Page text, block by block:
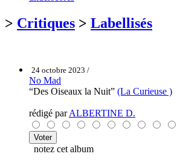
> Critiques > Labellisés
24 octobre 2023 /
No Mad
“Des Oiseaux la Nuit” (La Curieuse )
rédigé parALBERTINE D.
notez cet album